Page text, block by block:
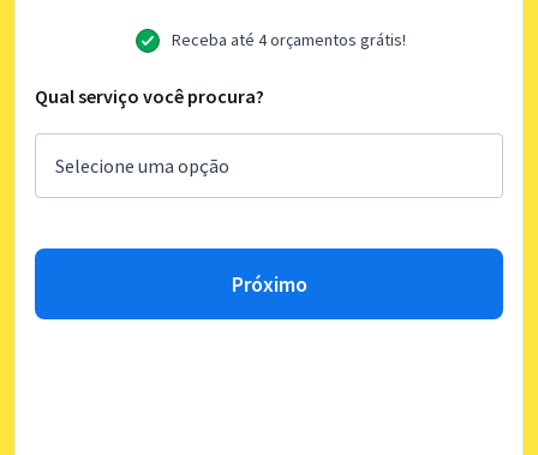
Receba até 4 orçamentos grátis!
Qual serviço você procura?
Próximo